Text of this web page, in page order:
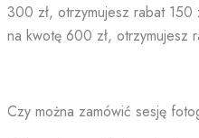
300 zł, otrzymujesz rabat
na kwotę 600 zł, otrzymujesz
Czy można zamówić sesję